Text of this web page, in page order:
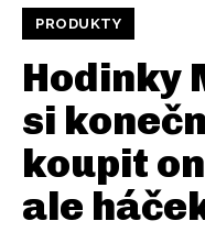
PRODUKTY
Hodinky
si
koupit
ale